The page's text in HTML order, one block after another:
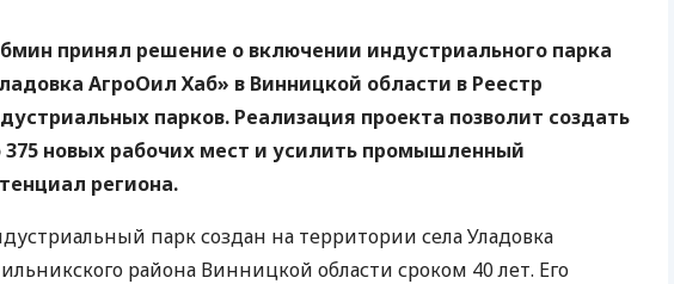
КЕШБЭКА
БАНКОВСКИМ КАРТАМ
принял решение о включении индустриального парка
АгроОил Хаб» в Винницкой области в Реестр
парков. Реализация проекта позволит создать
375 новых рабочих мест и усилить промышленный
региона.
парк создан на территории села Уладовка
района Винницкой области сроком 40 лет. Его